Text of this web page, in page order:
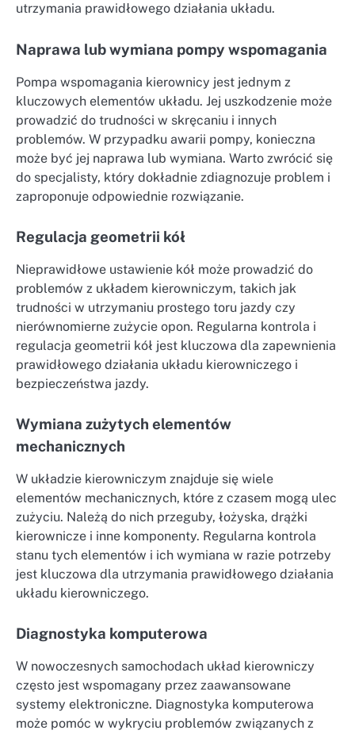
utrzymania prawidłowego działania układu.
Naprawa lub wymiana pompy wspomagania
Pompa wspomagania kierownicy jest jednym z
kluczowych elementów układu. Jej uszkodzenie może
prowadzić do trudności w skręcaniu i innych
problemów. W przypadku awarii pompy, konieczna
może być jej naprawa lub wymiana. Warto zwrócić się
do specjalisty, który dokładnie zdiagnozuje problem i
zaproponuje odpowiednie rozwiązanie.
Regulacja geometrii kół
Nieprawidłowe ustawienie kół może prowadzić do
problemów z układem kierowniczym, takich jak
trudności w utrzymaniu prostego toru jazdy czy
nierównomierne zużycie opon. Regularna kontrola i
regulacja geometrii kół jest kluczowa dla zapewnienia
prawidłowego działania układu kierowniczego i
bezpieczeństwa jazdy.
Wymiana zużytych elementów
mechanicznych
W układzie kierowniczym znajduje się wiele
elementów mechanicznych, które z czasem mogą ulec
zużyciu. Należą do nich przeguby, łożyska, drążki
kierownicze i inne komponenty. Regularna kontrola
stanu tych elementów i ich wymiana w razie potrzeby
jest kluczowa dla utrzymania prawidłowego działania
układu kierowniczego.
Diagnostyka komputerowa
W nowoczesnych samochodach układ kierowniczy
często jest wspomagany przez zaawansowane
systemy elektroniczne. Diagnostyka komputerowa
może pomóc w wykryciu problemów związanych z